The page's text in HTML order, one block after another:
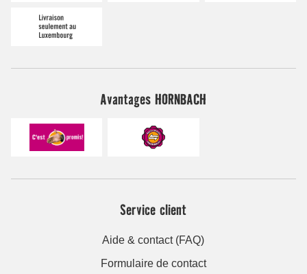
Avantages HORNBACH
Service client
Aide & contact (FAQ)
Formulaire de contact